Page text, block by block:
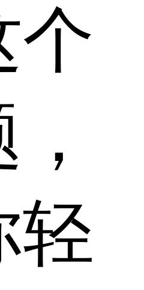
个
轻